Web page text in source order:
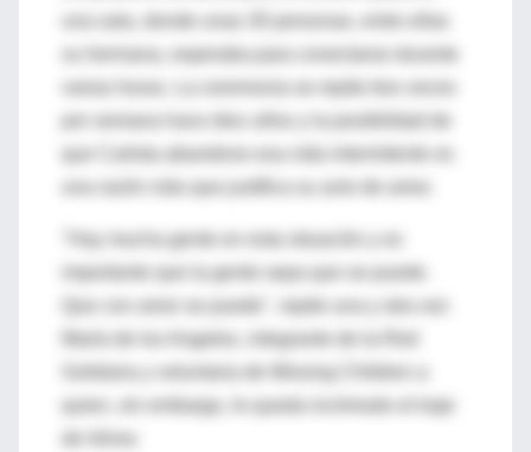
"Hay mucha gente en esta situación y es
importante que la gente sepa que se puede.
María de los Angeles, integrante de la Red
quien, sin embargo, le queda incómodo el traje